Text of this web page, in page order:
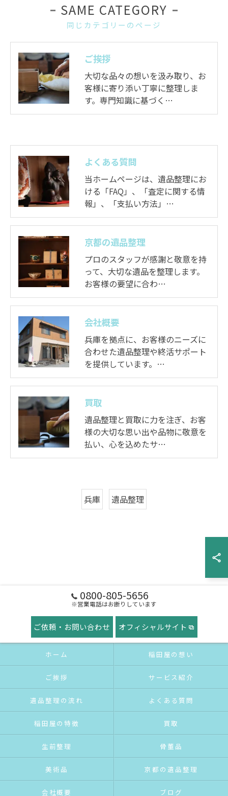
同じカテゴリーのページ
SAME CATEGORY
ご挨拶
大切な品々の想いを汲み取り、お
客様に寄り添い丁寧に整理しま
す。専門知識に基づく…
よくある質問
当ホームページは、遺品整理にお
ける「FAQ」、「査定に関する情
報」、「支払い方法」…
京都の遺品整理
プロのスタッフが感謝と敬意を持
って、大切な遺品を整理します。
お客様の要望に合わ…
会社概要
兵庫を拠点に、お客様のニーズに
合わせた遺品整理や終活サポート
を提供しています。…
買取
遺品整理と買取に力を注ぎ、お客
様の大切な思い出や品物に敬意を
払い、心を込めたサ…
兵庫 遺品整理
0800-805-5656
※営業電話はお断りしています
ご依頼・お問い合わせ オフィシャルサイト
ホーム 稲田屋の想い
ご挨拶 サービス紹介
遺品整理の流れ よくある質問
稲田屋の特徴 買取
生前整理 骨董品
美術品 京都の遺品整理
会社概要 ブログ